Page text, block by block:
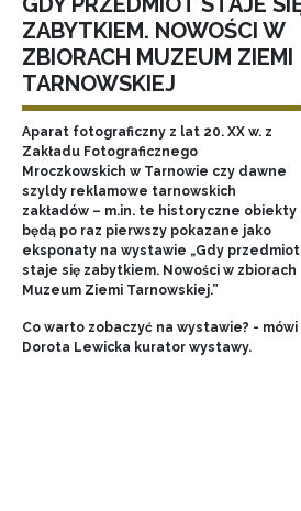
ZABYTKIEM. NOWOŚCI W
ZBIORACH MUZEUM ZIEMI
TARNOWSKIEJ
Aparat fotograficzny z lat 20. XX w. z
Zakładu Fotograficznego
Mroczkowskich w Tarnowie czy dawne
szyldy reklamowe tarnowskich
zakładów – m.in. te historyczne obiekty
będą po raz pierwszy pokazane jako
eksponaty na wystawie „Gdy przedmiot
staje się zabytkiem. Nowości w zbiorach
Muzeum Ziemi Tarnowskiej.”
Co warto zobaczyć na wystawie? - mówi
Dorota Lewicka kurator wystawy.